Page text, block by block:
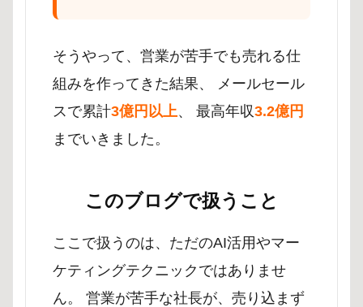
そうやって、営業が苦手でも売れる仕
組みを作ってきた結果、 メールセール
スで累計3億円以上、 最高年収3.2億円
までいきました。
このブログで扱うこと
ここで扱うのは、ただのAI活用やマー
ケティングテクニックではありませ
ん。 営業が苦手な社長が、売り込まず